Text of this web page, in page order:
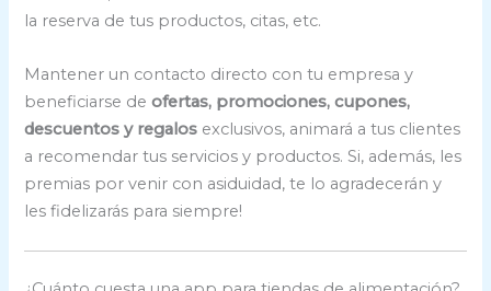
la reserva de tus productos, citas, etc.
Mantener un contacto directo con tu empresa y
beneficiarse deofertas, promociones, cupones,
descuentos y regalos exclusivos, animará a tus clientes
a recomendar tus servicios y productos. Si, además, les
premias por venir con asiduidad, te lo agradecerán y
les fidelizarás para siempre!